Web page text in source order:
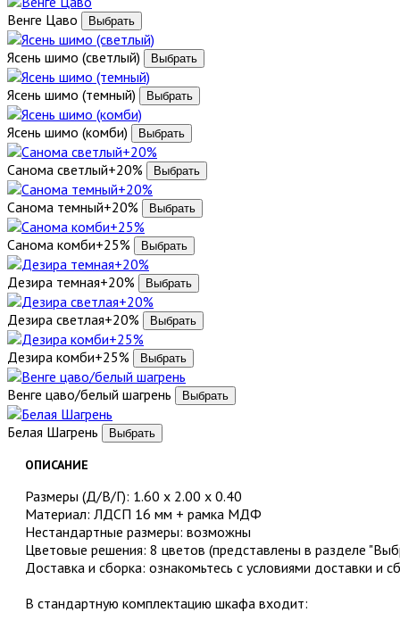
Венге Цаво
Ясень шимо (светлый)
Ясень шимо (темный)
Ясень шимо (комби)
Санома светлый+20%
Санома темный+20%
Санома комби+25%
Дезира темная+20%
Дезира светлая+20%
Дезира комби+25%
Венге цаво/белый шагрень
Белая Шагрень
ОПИСАНИЕ
Размеры (Д/В/Г): 1.60 х 2.00 х 0.40
Материал: ЛДСП 16 мм + рамка МДФ
Нестандартные размеры: возможны
Цветовые решения: 8 цветов (представлены в разделе
Доставка и сборка: ознакомьтесь с условиями доставки и
В стандартную комплектацию шкафа входит: